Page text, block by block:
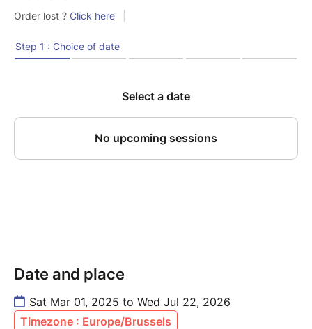
Date and place
Sat Mar 01, 2025 to Wed Jul 22, 2026
Timezone : Europe/Brussels